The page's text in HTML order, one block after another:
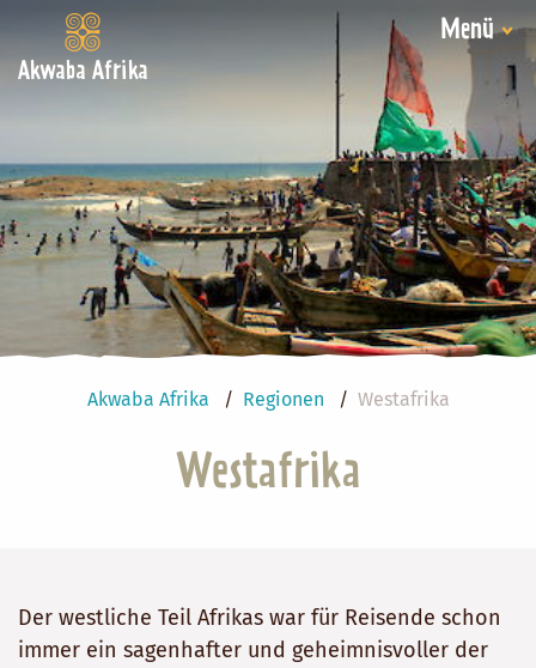
Akwaba Afrika
Menü
Akwaba Afrika Regionen Westafrika
Westafrika
Der westliche Teil Afrikas war für Reisende schon
immer ein sagenhafter und geheimnisvoller der